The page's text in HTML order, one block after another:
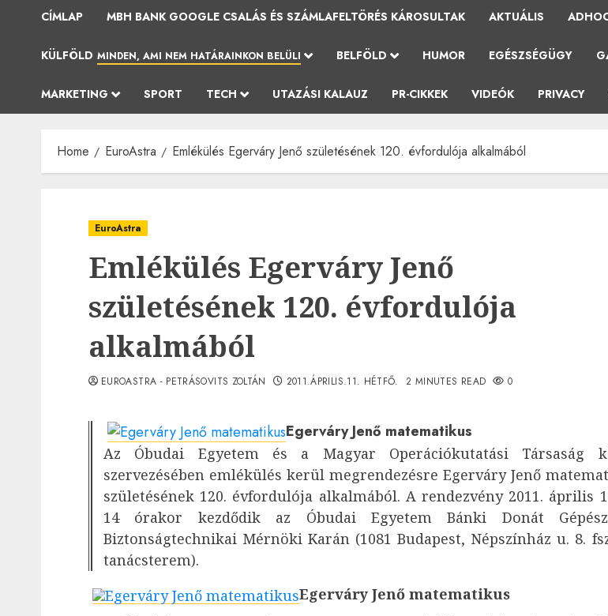
CÍMLAP MBH BANK GOOGLE CSALÁS ÉS SZÁMLAFELTÖRÉS KÁROSULTAK AKTUÁLIS
KÜLFÖLD MINDEN, AMI NEM HATÁRAINKON BELÜLI BELFÖLD HUMOR EGÉSZSÉGÜGY
MARKETING SPORT TECH UTAZÁSI KALAUZ PR-CIKKEK VIDEÓK PRIVACY
Home EuroAstra Emlékülés Egerváry Jenő születésének 120. évfordulója alkalmából
EuroAstra
Emlékülés Egerváry Jenő
születésének 120. évfordulója
alkalmából
EUROASTRA - PETRÁSOVITS ZOLTÁN 2011.ÁPRILIS.11. HÉTFŐ. 2 MINUTES READ 0
Egerváry Jenő matematikus
Az Óbudai Egyetem és a Magyar Operációkutatási Társaság
szervezésében emlékülés kerül megrendezésre Egerváry Jenő
születésének 120. évfordulója alkalmából. A rendezvény 2011. április
14 órakor kezdődik az Óbudai Egyetem Bánki Donát
Biztonságtechnikai Mérnöki Karán (1081 Budapest, Népszínház u. 8.
tanácsterem).
Egerváry Jenő matematikus